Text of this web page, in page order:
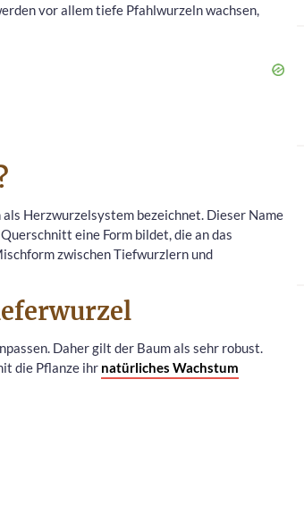
vor allem tiefe Pfahlwurzeln wachsen,
Herzwurzelsystem bezeichnet. Dieser Name
eine Form bildet, die an das
zwischen Tiefwurzlern und
Daher gilt der Baum als sehr robust.
die Pflanze ihr natürliches Wachstum